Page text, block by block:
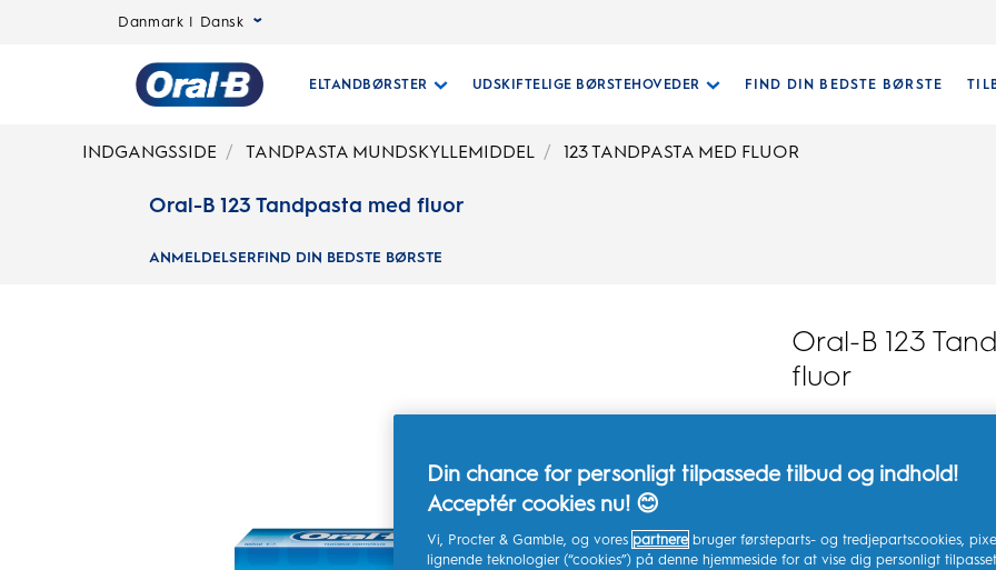
Danmark | Dansk
Oral-
B
ELTANDBØRSTER UDSKIFTELIGE BØRSTEHOVEDER FIND DIN BEDSTE BØRSTE
INDGANGSSIDE TANDPASTA MUNDSKYLLEMIDDEL 123 TANDPASTA MED FLUOR
Oral-B 123 Tandpasta med fluor
ANMELDELSERFIND DIN BEDSTE BØRSTE
Oral-B 123
fluor
af
5
Oral-B 123
Din chance for personligt tilpassede tilbud og indhold!
Acceptér cookies nu! 😊
Vi, Procter & Gamble, og vores partnere bruger førsteparts- og tredjepartscookies,
lignende teknologier (“cookies”) på denne hjemmeside for at vise dig personligt tilpasset